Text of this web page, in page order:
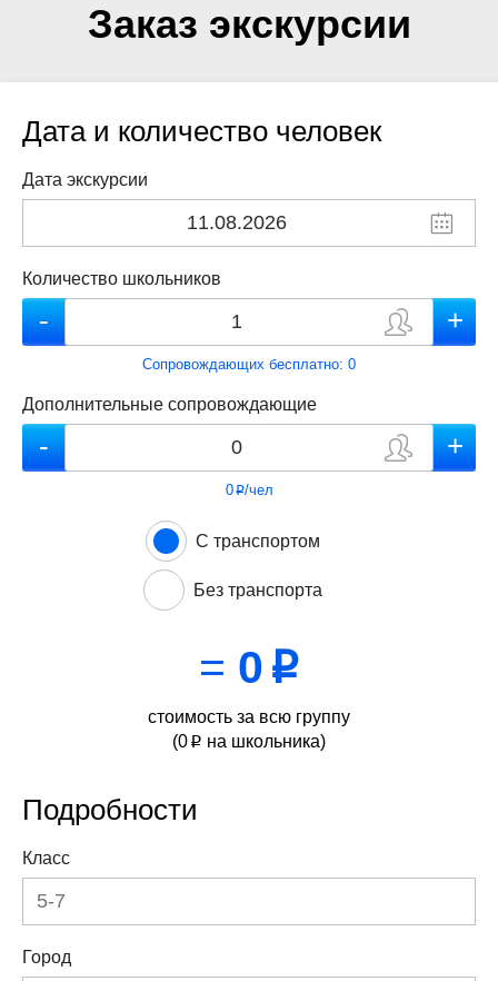
Заказ экскурсии
Дата и количество человек
Дата экскурсии
Количество школьников
Сопровождающих бесплатно: 0
Дополнительные сопровождающие
0p/чел
С транспортом
Без транспорта
= 0 p
стоимость за всю группу
(0 p на школьника)
Подробности
Класс
Город